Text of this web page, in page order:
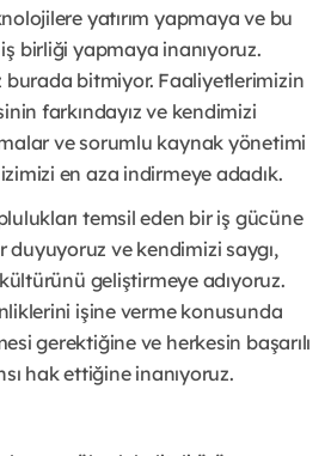
yatırım yapmaya ve bu
birliği yapmaya inanıyoruz.
bitmiyor. Faaliyetlerimizin
farkındayız ve kendimizi
ve sorumlu kaynak yönetimi
en aza indirmeye adadık.
temsil eden bir iş gücüne
ve kendimizi saygı,
kültürünü geliştirmeye adıyoruz.
işine verme konusunda
gerektiğine ve herkesin başarılı
hak ettiğine inanıyoruz.